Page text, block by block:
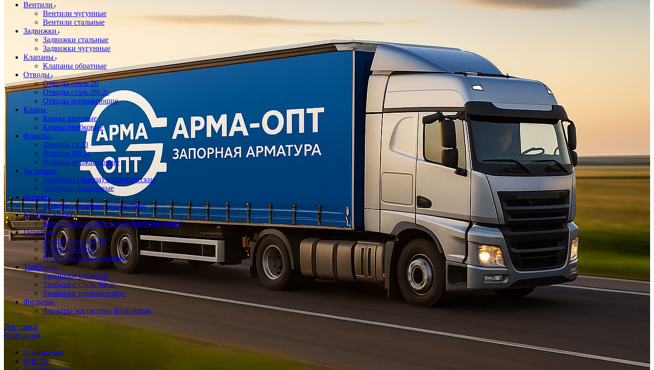
Вентили
Вентили чугунные
Вентили стальные
Задвижки
Задвижки стальные
Задвижки чугунные
Клапаны
Клапаны обратные
Отводы
Отводы сталь 20
Отводы сталь 09г2с
Отводы нержавеющие
Краны
Краны шаровые
Краны пробковые
Фланцы
Фланцы ст.20
Фланцы 09г2с
Фланцы нержавеющие
Заглушки
Заглушки (днища) эллиптические
Заглушки фланцевые
Затворы
Затворы дисковые поворотные
Компенсаторы
Компенсаторы резиновые (вибровставки)
Переходы
Переходы сталь 20
Переходы 09г2с
Переходы нержавеющие
Тройники
Тройники стальные
Тройники сталь 09г2с
Тройники нержавеющие
Фильтры
Фильтры магнитные фланцевые
Доставка
Компания
О компании
ГОСТы